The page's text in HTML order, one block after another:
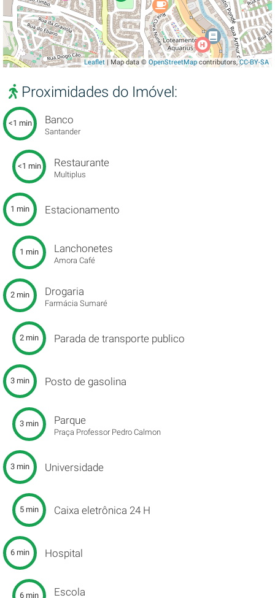
Leaflet | Map data © OpenStreetMapcontributors,CC-BY-SA
Proximidades do Imóvel:
<1 min Banco
Santander
<1 min Restaurante
Multiplus
1 min Estacionamento
1 min Lanchonetes
Amora Café
2 min Drogaria
Farmácia Sumaré
2 min Parada de transporte publico
3 min Posto de gasolina
3 min Parque
Praça Professor Pedro Calmon
3 min Universidade
5 min Caixa eletrônica 24 H
6 min Hospital
6 min Escola